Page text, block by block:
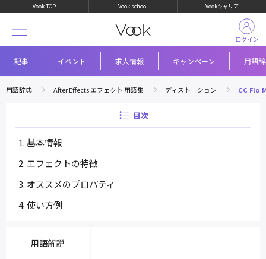
Vook TOP Vook school Vookキャリア
記事 イベント 求人情報 キャンペーン 用語
ログイン
用語辞典 After Effects エフェクト 用語集 ディストーション CC Flo
目次
基本情報
エフェクトの特徴
オススメのプロパティ
使い方例
用語解説